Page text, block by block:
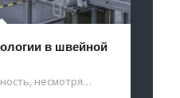
в швейной
несмотря…